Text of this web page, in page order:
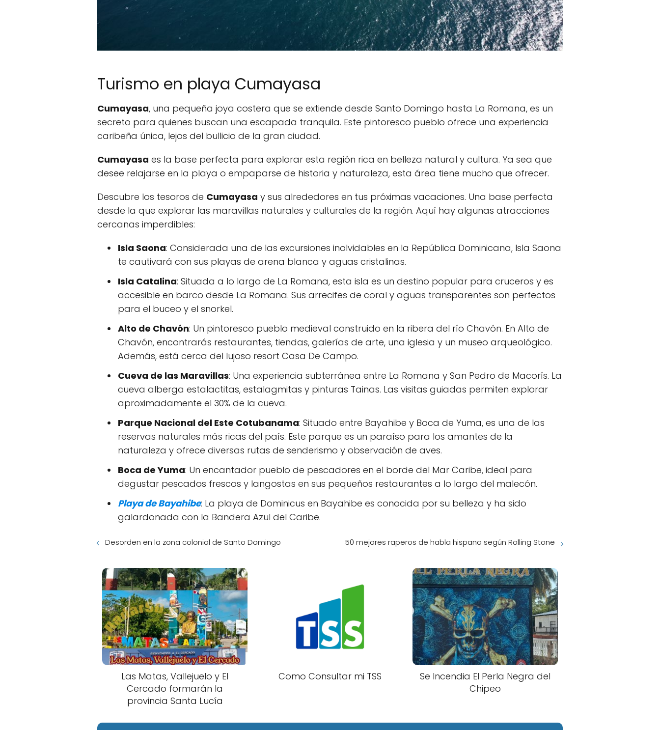
Turismo en playa Cumayasa
Cumayasa, una pequeña joya costera que se extiende desde Santo Domingo hasta La Romana, es un
secreto para quienes buscan una escapada tranquila. Este pintoresco pueblo ofrece una experiencia
caribeña única, lejos del bullicio de la gran ciudad.
Cumayasa es la base perfecta para explorar esta región rica en belleza natural y cultura. Ya sea que
desee relajarse en la playa o empaparse de historia y naturaleza, esta área tiene mucho que ofrecer.
Descubre los tesoros de Cumayasa y sus alrededores en tus próximas vacaciones. Una base perfecta
desde la que explorar las maravillas naturales y culturales de la región. Aquí hay algunas atracciones
cercanas imperdibles:
Isla Saona: Considerada una de las excursiones inolvidables en la República Dominicana, Isla Saona
te cautivará con sus playas de arena blanca y aguas cristalinas.
Isla Catalina: Situada a lo largo de La Romana, esta isla es un destino popular para cruceros y es
accesible en barco desde La Romana. Sus arrecifes de coral y aguas transparentes son perfectos
para el buceo y el snorkel.
Alto de Chavón: Un pintoresco pueblo medieval construido en la ribera del río Chavón. En Alto de
Chavón, encontrarás restaurantes, tiendas, galerías de arte, una iglesia y un museo arqueológico.
Además, está cerca del lujoso resort Casa De Campo.
Cueva de las Maravillas: Una experiencia subterránea entre La Romana y San Pedro de Macorís. La
cueva alberga estalactitas, estalagmitas y pinturas Tainas. Las visitas guiadas permiten explorar
aproximadamente el 30% de la cueva.
Parque Nacional del Este Cotubanama: Situado entre Bayahibe y Boca de Yuma, es una de las
reservas naturales más ricas del país. Este parque es un paraíso para los amantes de la
naturaleza y ofrece diversas rutas de senderismo y observación de aves.
Boca de Yuma: Un encantador pueblo de pescadores en el borde del Mar Caribe, ideal para
degustar pescados frescos y langostas en sus pequeños restaurantes a lo largo del malecón.
Playa de Bayahibe: La playa de Dominicus en Bayahibe es conocida por su belleza y ha sido
galardonada con la Bandera Azul del Caribe.
Desorden en la zona colonial de Santo Domingo 50 mejores raperos de habla hispana según Rolling Stone
Las Matas, Vallejuelo y El
Cercado formarán la
provincia Santa Lucía
Como Consultar mi TSS
Se Incendia El Perla Negra del
Chipeo